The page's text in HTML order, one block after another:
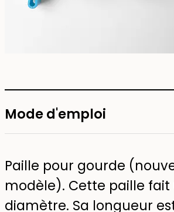
Mode d'emploi
Paille pour gourde
modèle). Cette paille fait
diamètre. Sa longueur